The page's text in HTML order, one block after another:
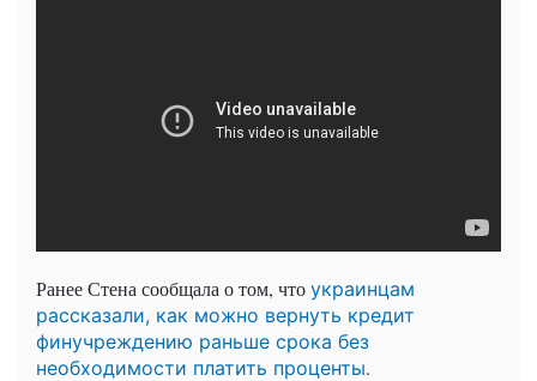
Ранее Стена сообщала о том, что украинцам
рассказали, как можно вернуть кредит
финучреждению раньше срока без
необходимости платить проценты.